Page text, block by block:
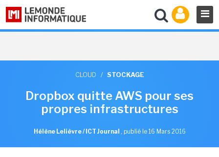
CLOUD / STOCKAGE
Dropbox quitte AWS pour ses
propres infrastructures
Hélène Lelièvre / ICT Journal , publié le 16 Mars 2016